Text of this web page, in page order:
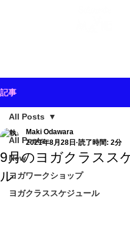
記事
All Posts
New
ヨガワークショップ
ヨガクラススケジュール
All Posts
9月のヨガクラスス
ル
Maki Odawara
2021年8月28日 読了時間: 2分